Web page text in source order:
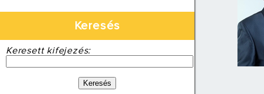
Keresés
Keresett kifejezés: